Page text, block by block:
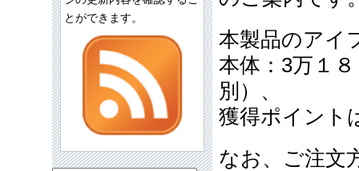
本製品のアイ
本体：3万１
別）、
獲得ポイント
なお、ご注文
とができます。